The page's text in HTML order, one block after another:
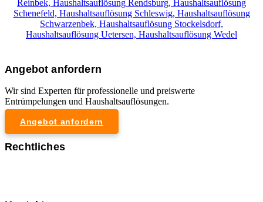
Reinbek, Haushaltsauflösung Rendsburg, Haushaltsauflösung
Schenefeld, Haushaltsauflösung Schleswig, Haushaltsauflösung
Schwarzenbek, Haushaltsauflösung Stockelsdorf,
Haushaltsauflösung Uetersen, Haushaltsauflösung Wedel
Angebot anfordern
Wir sind Experten für professionelle und preiswerte
Entrümpelungen und Haushaltsauflösungen.
Angebot anfordern
Rechtliches